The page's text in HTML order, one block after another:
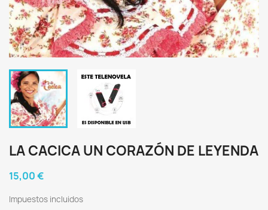
LA CACICA UN CORAZÓN DE LEYENDA
15,00 €
Impuestos incluidos